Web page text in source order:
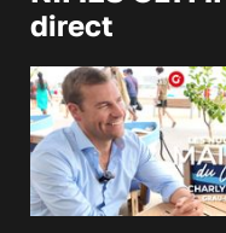
direct